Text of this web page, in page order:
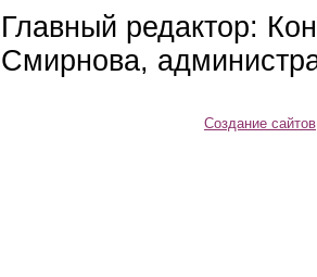
Главный редактор:
Смирнова,
Создание сайтов